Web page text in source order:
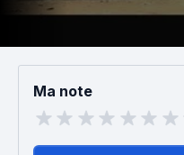
Ma note